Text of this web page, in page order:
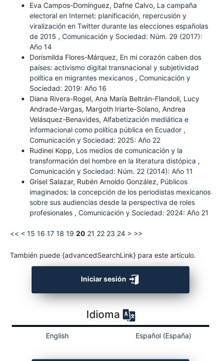
Eva Campos-Domínguez, Dafne Calvo, La campaña
electoral en Internet: planificación, repercusión y
viralización en Twitter durante las elecciones españolas
de 2015 , Comunicación y Sociedad: Núm. 29 (2017):
Año 14
Dorismilda Flores-Márquez, En mi corazón caben dos
países: activismo digital transnacional y subjetividad
política en migrantes mexicanos , Comunicación y
Sociedad: 2019: Año 16
Diana Rivera-Rogel, Ana María Beltrán-Flandoli, Lucy
Andrade-Vargas, Margoth Iriarte-Solano, Andrea
Velásquez-Benavides, Alfabetización mediática e
informacional como política pública en Ecuador ,
Comunicación y Sociedad: 2025: Año 22
Rudinei Kopp, Los medios de comunicación y la
transformación del hombre en la literatura distópica ,
Comunicación y Sociedad: Núm. 22 (2014): Año 11
Grisel Salazar, Rubén Arnoldo González, Públicos
imaginados: la concepción de los periodistas mexicanos
sobre sus audiencias desde la perspectiva de roles
profesionales , Comunicación y Sociedad: 2024: Año 21
<< < 15 16 17 18 19 20 21 22 23 24 > >>
También puede {advancedSearchLink} para este artículo.
Iniciar sesión
Idioma
English Español (España)